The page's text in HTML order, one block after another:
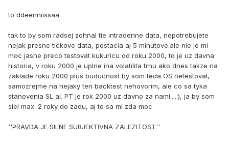
to ddeenniissaa
tak to by som radsej zohnal tie intradenne data, nepotrebujete
nejak presne tickove data, postacia aj 5 minutove.ale nie je mi
moc jasne preco testovat kukuricu od roku 2000, to je uz davna
historia, v roku 2000 je uplne ina volatilita trhu ako dnes takze na
zaklade roku 2000 plus buducnost by som teda OS netestoval,
samozrejme na nejaky ten backtest nehovorim, ale co sa tyka
stanovenia SL al. PT je rok 2000 uz davno za nami....:), ja by som
siel max. 2 roky do zadu, aj to sa mi zda moc
''PRAVDA JE SILNE SUBJEKTIVNA ZALEZITOST''